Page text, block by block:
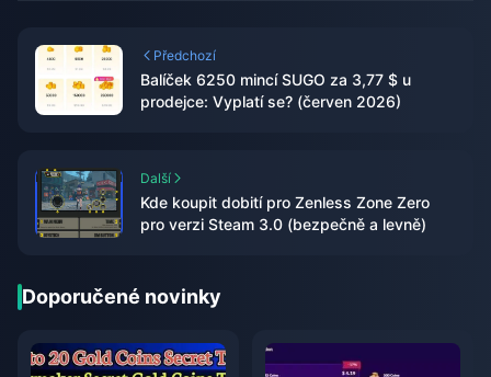
Předchozí
Balíček 6250 mincí SUGO za 3,77 $ u
prodejce: Vyplatí se? (červen 2026)
Další
Kde koupit dobití pro Zenless Zone Zero
pro verzi Steam 3.0 (bezpečně a levně)
Doporučené novinky